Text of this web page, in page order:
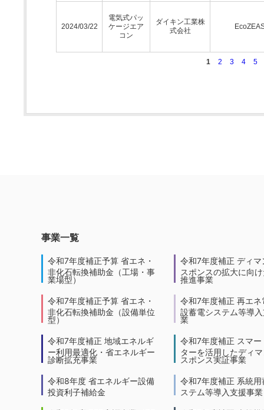
2024/03/22
電気式パッ
ケージエア
コン
ダイキン工業株
式会社
1 2 3 4 5
事業一覧
令和7年度補正予算 省エネ・
非化石転換補助金（工場・事
業場型）
令和7年度補正予算 省エネ・
非化石転換補助金（設備単位
型）
令和7年度補正 地域エネルギ
ー利用最適化・省エネルギー
診断拡充事業
令和8年度 省エネルギー設備
投資利子補給金
令和7年度補正 ディマ
スポンスの拡大に向
推進事業
令和7年度補正 再エネ
設蓄電システム等導
業
令和7年度補正 スマー
ターを活用したディ
スポンス実証事業
令和7年度補正 系統用
ステム等導入支援事業